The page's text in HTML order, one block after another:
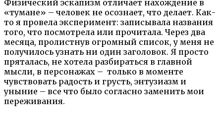
Физический эскапизм отличает нахождение в
«тумане» – человек не осознает, что делает. Как-
то я провела эксперимент: записывала названия
того, что посмотрела или прочитала. Через два
месяца, пролистнув огромный список, у меня не
получилось узнать ни один заголовок. Я просто
пряталась, не хотела разбираться в главной
мысли, в персонажах – только в моменте
чувствовать радость и грусть, энтузиазм и
уныние – все что было согласно заменить мои
переживания.